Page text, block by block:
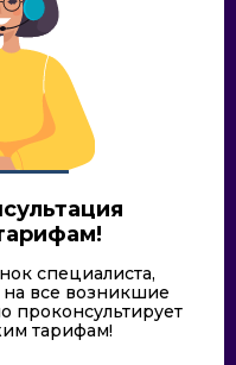
специалиста,
на все возникшие
проконсультирует
тарифам!